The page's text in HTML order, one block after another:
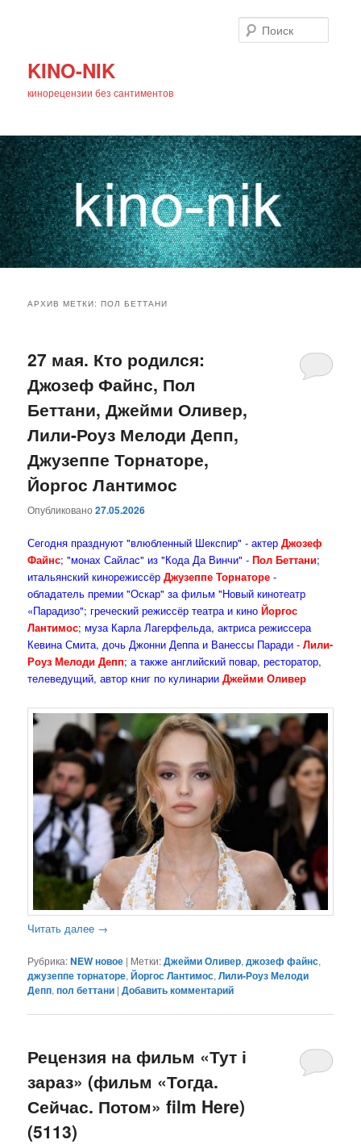
KINO-NIK
кинорецензии без сантиментов
основному
содержимому
дополнительному
содержимому
АРХИВ МЕТКИ:ПОЛ БЕТТАНИ
27 мая. Кто родился:
Джозеф Файнс, Пол
Беттани, Джейми Оливер,
Лили-Роуз Мелоди Депп,
Джузеппе Торнаторе,
Йоргос Лантимос
Опубликовано27.05.2026
Сегодня празднуют "влюбленный Шекспир" - актерДжозеф
Файнс; "монах Сайлас" из "Кода Да Винчи" -Пол Беттани;
итальянский кинорежиссёрДжузеппе Торнаторе -
обладатель премии "Оскар" за фильм "Новый кинотеатр
«Парадизо"; греческий режиссёр театра и киноЙоргос
Лантимос; муза Карла Лагерфельда, актриса режиссера
Кевина Смита, дочь Джонни Деппа и Ванессы Паради -Лили-
Роуз Мелоди Депп; а также английский повар, ресторатор,
телеведущий, автор книг по кулинарииДжейми Оливер
Читать далее →
Рубрика:NEW новое | Метки:Джейми Оливер,джозеф файнс,
джузеппе торнаторе,Йоргос Лантимос,Лили-Роуз Мелоди
Депп,пол беттани |Добавить комментарий
Рецензия на фильм «Тут і
зараз» (фильм «Тогда.
Сейчас. Потом» film Here)
(5113)